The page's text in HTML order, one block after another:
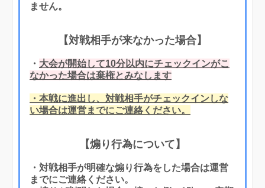
ません。
【対戦相手が来なかった場合】
・ 大会が開始して10分以内にチェックインがこ
なかった場合は棄権とみなします
・本戦に進出し、対戦相手がチェックインしな
い場合は運営までにご連絡ください。
【煽り行為について】
・対戦相手が明確な煽り行為をした場合は運営
までにご連絡ください。